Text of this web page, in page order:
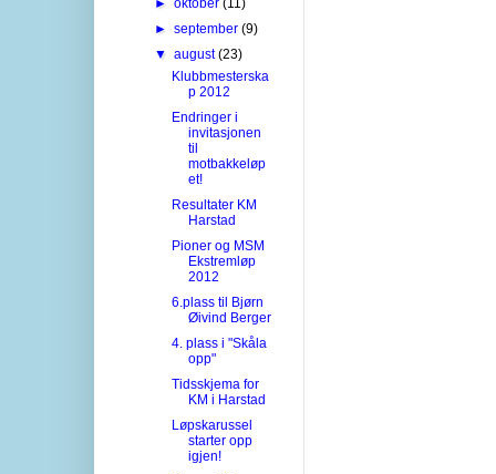
►september(9)
▼august(23)
Klubbmesterska
p 2012
Endringer i
invitasjonen
til
motbakkeløp
et!
Resultater KM
Harstad
Pioner og MSM
Ekstremløp
2012
6.plass til Bjørn
Øivind Berger
4. plass i "Skåla
opp"
Tidsskjema for
KM i Harstad
Løpskarussel
starter opp
igjen!